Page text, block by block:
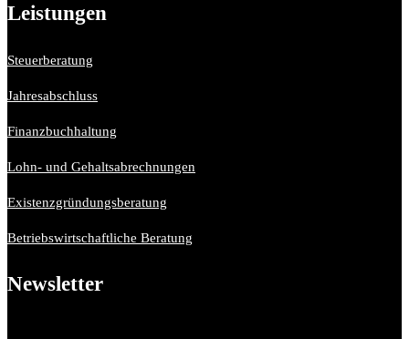
Leistungen
Steuerberatung
Jahresabschluss
Finanzbuchhaltung
Lohn- und Gehaltsabrechnungen
Existenzgründungsberatung
Betriebswirtschaftliche Beratung
Newsletter